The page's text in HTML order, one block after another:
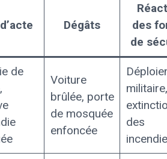
Dégâts
des
de
de
Voiture
brûlée, porte
de mosquée
enfoncée
militaire,
des